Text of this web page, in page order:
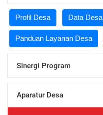
Profil Desa Data Desa
Panduan Layanan Desa
Sinergi Program
Aparatur Desa